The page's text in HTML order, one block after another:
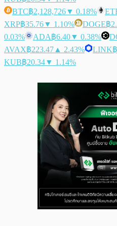
BTC฿2,128,726▼ 0.18%
XRP฿35.76▼ 1.10% DOGE฿
0.03%
ADA฿6.40▼ 0.38%
AVAX฿223.47 ▲ 2.43% LINK
KUB฿20.34▼ 1.14%